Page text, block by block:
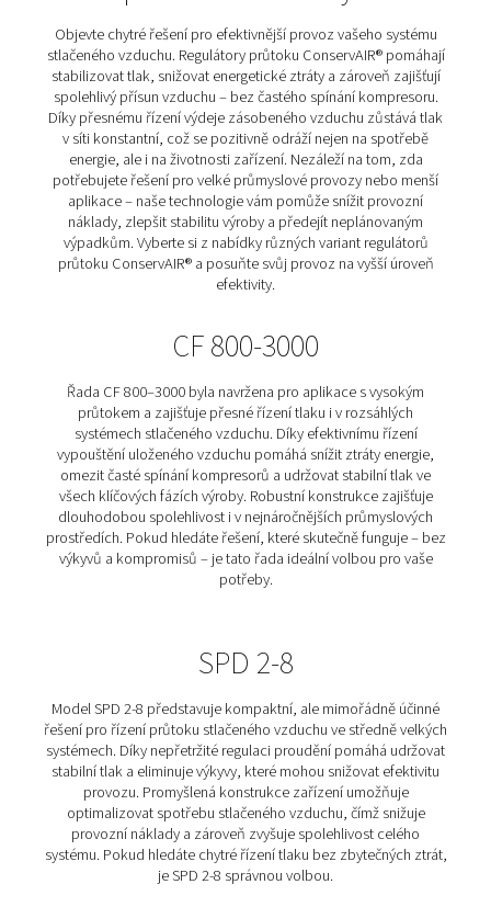
Napište nám o cenovou nabídku!
Domů Další Produkty Regulátory Průtoku ConservAir
Kompletní sortiment
Objevte chytré řešení pro efektivnější provoz vašeho
stlačeného vzduchu. Regulátory průtoku ConservAIR®
stabilizovat tlak, snižovat energetické ztráty a
spolehlivý přísun vzduchu – bez častého spínání
Díky přesnému řízení výdeje zásobeného vzduchu
v síti konstantní, což se pozitivně odráží nejen na
energie, ale i na životnosti zařízení. Nezáleží na
potřebujete řešení pro velké průmyslové provozy
aplikace – naše technologie vám pomůže snížit
náklady, zlepšit stabilitu výroby a předejít
efektivity.
CF 800-3000
Řada CF 800–3000 byla navržena pro aplikace s
průtokem a zajišťuje přesné řízení tlaku i v
systémech stlačeného vzduchu. Díky efektivnímu
vypouštění uloženého vzduchu pomáhá snížit ztráty
omezit časté spínání kompresorů a udržovat stabilní